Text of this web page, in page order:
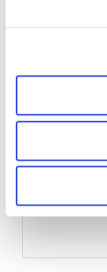
esprimere le
mantenendo le
attivi).
Come
Descrivi in